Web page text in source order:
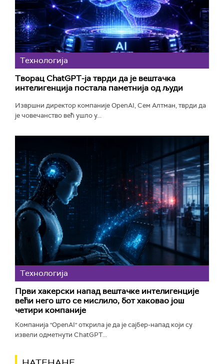
Технологијa
Творац ChatGPT-ја тврди да је вештачка
интелигенција постала паметнија од људи
Извршни директор компаније OpenAI, Сем Алтман, тврди да
је човечанство већ ушло у...
Технологијa
Први хакерски напад вештачке интелигенције
већи него што се мислило, бот хаковао још
четири компаније
Компанија "OpenAI" открила је да је сајбер-напад који су
извели одметнути ChatGPT...